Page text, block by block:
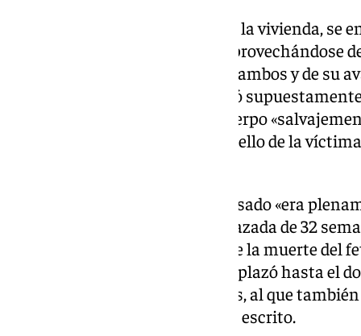
Nada más acceder al interior de la vivienda, se
encontraba en el recibidor, y «aprovechándose
diferencia de corpulencia entre ambos y de su
«abalanzó» sobre ella y comenzó
hierro en diversas partes del cuerpo
la barra presionada contra el cuello de la
La Fiscalía mantiene que el acusado «era
hermana se encontraba embarazada de 32
ésta provocaría necesariamente la muerte del
continuación, el acusado se desplazó hasta el
encontraba su sobrino de 3 años, al que
mortal», según se desprende del escrito.